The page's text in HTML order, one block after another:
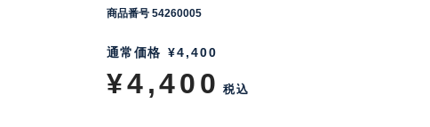
商品番号 54260005
通常価格 ¥4,400
¥4,400 税込